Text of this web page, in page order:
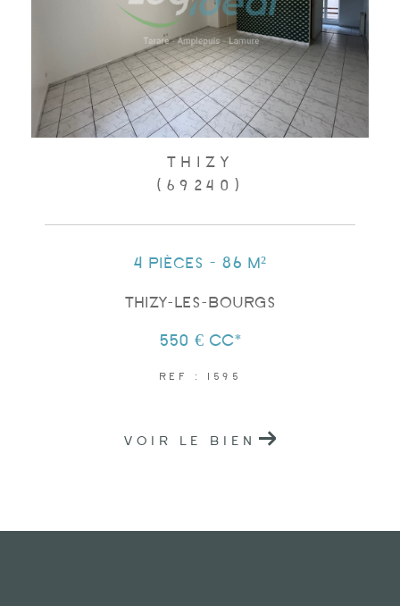
THIZY
(69240)
4 pièces - 86 m²
THIZY-LES-BOURGS
550 € CC*
REF : 1595
VOIR LE BIEN